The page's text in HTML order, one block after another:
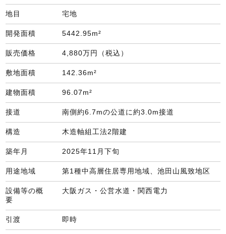
地目 宅地
開発面積 5442.95m²
販売価格 4,880万円（税込）
敷地面積 142.36m²
建物面積 96.07m²
接道 南側約6.7mの公道に約3.0m接道
構造 木造軸組工法2階建
築年月 2025年11月下旬
用途地域 第1種中高層住居専用地域、池田山風致地区
設備等の概
要
大阪ガス・公営水道・関西電力
引渡 即時